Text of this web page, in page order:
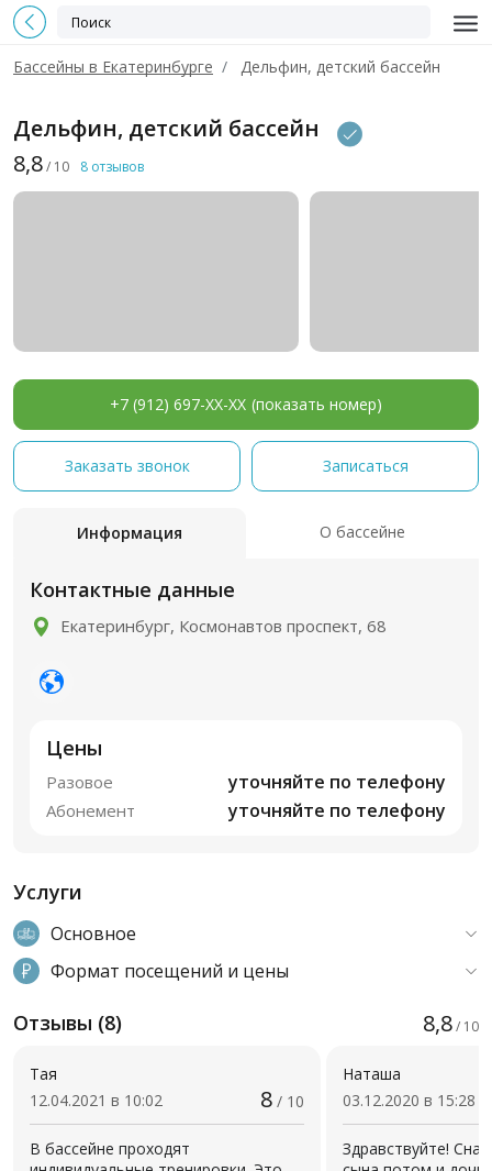
Бассейны в Екатеринбурге Дельфин, детский бассейн
Дельфин, детский бассейн
8,8/ 10 8 отзывов
+7 (912) 697-XX-XX (показать номер)
Заказать звонок Записаться
Информация О бассейне
Контактные данные
Екатеринбург, Космонавтов проспект, 68
Цены
Разовое уточняйте по телефону
Абонемент уточняйте по телефону
Услуги
Основное
Формат посещений и цены
Отзывы (8) 8,8/ 10
Тая
12.04.2021 в 10:02
8 / 10
В бассейне проходят
Наташа
03.12.2020 в 15:28
Здравствуйте!